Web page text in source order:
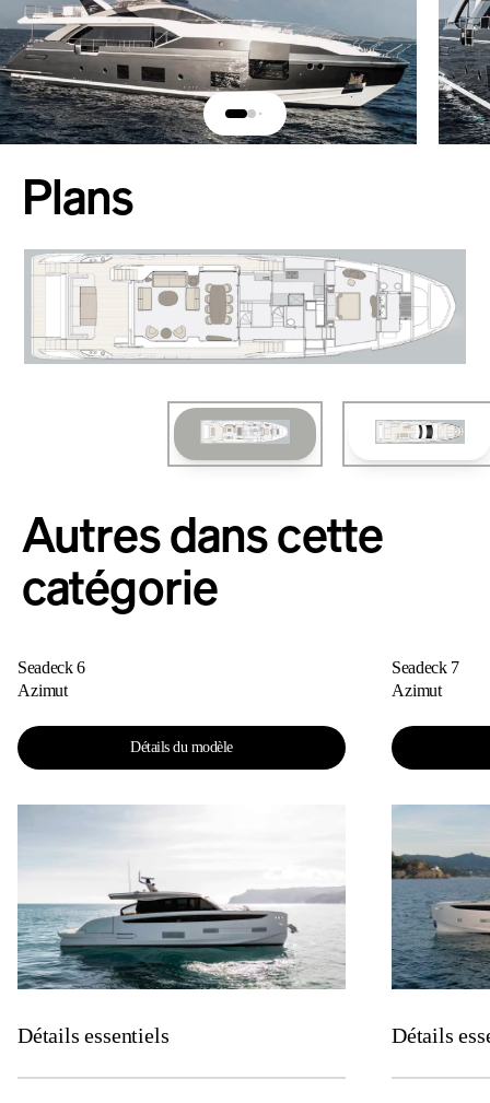
Plans
Autres dans cette
catégorie
Seadeck 6
Azimut
Détails du modèle
Détails essentiels
Seadeck 7
Azimut
Détails